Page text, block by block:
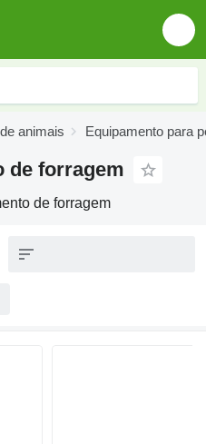
animais Equipamento para
de forragem
de forragem